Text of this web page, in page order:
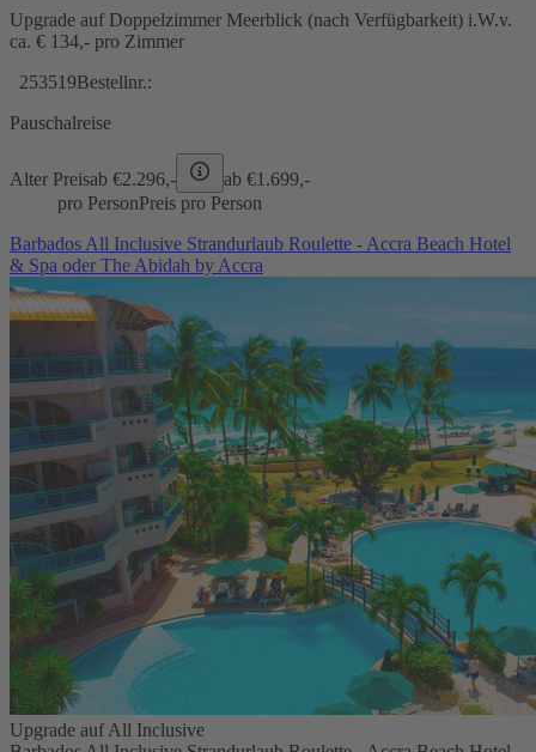
Upgrade auf Doppelzimmer Meerblick (nach Verfügbarkeit) i.W.v.
ca. € 134,- pro Zimmer
253519Bestellnr.:
Pauschalreise
Alter Preisab €2.296,- ab €1.699,-
pro PersonPreis pro Person
Barbados All Inclusive Strandurlaub Roulette - Accra Beach Hotel
& Spa oder The Abidah by Accra
Upgrade auf All Inclusive